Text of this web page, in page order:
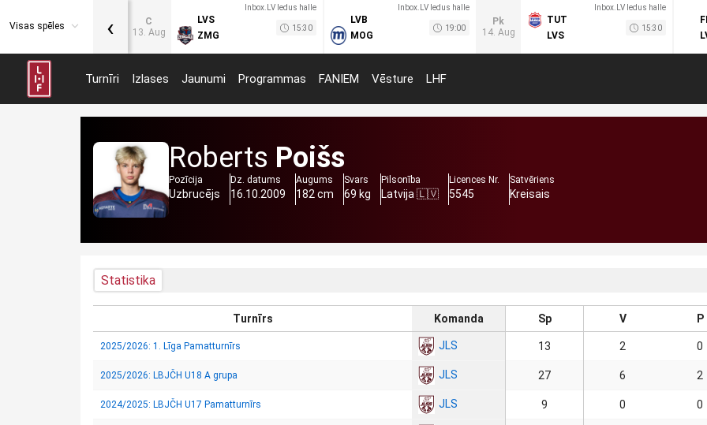
Visas spēles
C
13. Aug
Inbox.LV ledus halle
LVS
ZMG
15:30
Inbox.LV ledus halle
LVB
MOG
19:00
Pk
14. Aug
Inbox.LV ledus halle
TUT
LVS
15:30
‹
Turnīri Izlases Jaunumi Programmas FANIEM Vēsture LHF
Roberts Poišs
Pozīcija
Uzbrucējs
Dz. datums
16.10.2009
Augums
182 cm
Svars
69 kg
Pilsonība
Latvija 🇱🇻
Licences Nr.
5545
Satvēriens
Kreisais
Statistika
Turnīrs Komanda Sp V P
2025/2026: 1. Līga Pamatturnīrs JLS 13 2 0
2025/2026: LBJČH U18 A grupa JLS 27 6 2
2024/2025: LBJČH U17 Pamatturnīrs JLS 9 0 0